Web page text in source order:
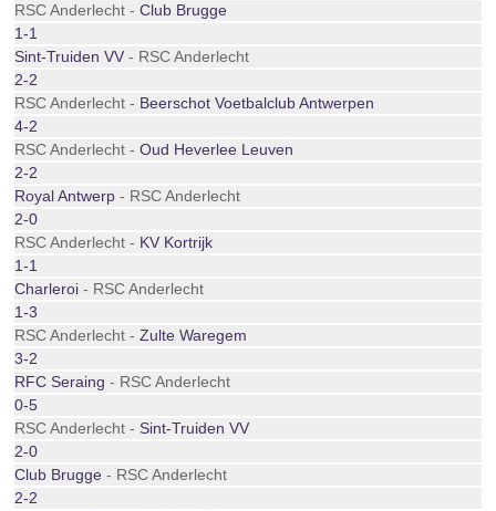
RSC Anderlecht -Club Brugge
1-1
Sint-Truiden VV - RSC Anderlecht
2-2
RSC Anderlecht - Beerschot Voetbalclub Antwerpen
4-2
RSC Anderlecht -Oud Heverlee Leuven
2-2
Royal Antwerp - RSC Anderlecht
2-0
RSC Anderlecht - KV Kortrijk
1-1
Charleroi - RSC Anderlecht
1-3
RSC Anderlecht -Zulte Waregem
3-2
RFC Seraing - RSC Anderlecht
0-5
RSC Anderlecht -Sint-Truiden VV
2-0
Club Brugge - RSC Anderlecht
2-2